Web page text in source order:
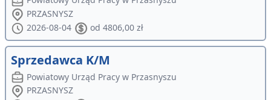
PRZASNYSZ
2026-08-04
od 4806,00 zł
Sprzedawca K/M
Powiatowy Urząd Pracy w Przasnyszu
PRZASNYSZ